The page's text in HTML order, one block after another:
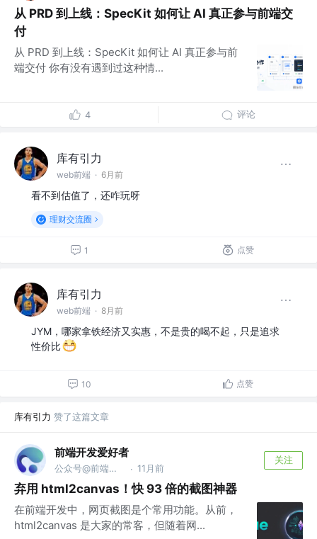
从 PRD 到上线：SpecKit 如何让 AI 真正参与前端交
付
从 PRD 到上线：SpecKit 如何让 AI 真正参与前
端交付 你有没有遇到过这种情...
4 评论
库有引力
web前端 · 6月前
看不到估值了，还咋玩呀
理财交流圈
1 点赞
库有引力
web前端 · 8月前
JYM，哪家拿铁经济又实惠，不是贵的喝不起，只是追求
性价比
10 点赞
库有引力 赞了这篇文章
前端开发爱好者
公众号@前端开发爱好者 · 11月前
关注
弃用 html2canvas！快 93 倍的截图神器
在前端开发中，网页截图是个常用功能。从前，
html2canvas 是大家的常客，但随着网...